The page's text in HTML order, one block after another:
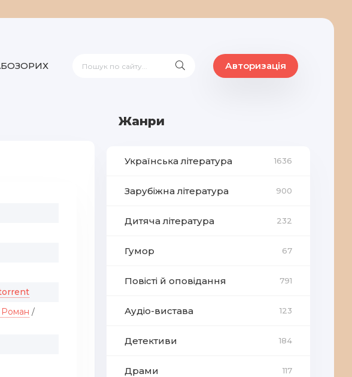
Авторизація
Роман /
Жанри
Українська література 1636
Зарубіжна література 900
Дитяча література 232
Гумор 67
Повісті й оповідання 791
Аудіо-вистава 123
Детективи 184
Драми 117